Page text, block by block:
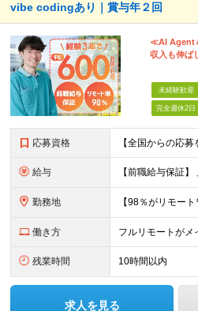
vibe codingあり｜賞与年２回
≪AI Agent
収入も伸ば
未経験歓迎
完全週休2日
応募資格
給与
勤務地
働き方 フルリモートがメ
残業時間 10時間以内
求人を見る